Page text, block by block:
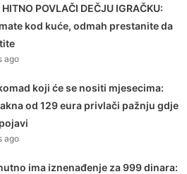
POVLAČI DEČJU IGRAČKU:
kod kuće, odmah prestanite da
ago
koji će se nositi mjesecima:
od 129 eura privlači pažnju gdje
ago
ima iznenađenje za 999 dinara: